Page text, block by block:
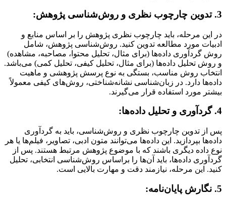
3. تدوین چارچوب نظری و روش‌شناسی پژوهش:
در این مرحله، باید چارچوب نظری پژوهش را بر اساس منابع و
ادبیات مورد مطالعه تدوین کنید. روش‌شناسی پژوهش، شامل
روش گردآوری داده‌ها (برای مثال، تحلیل محتوا، مصاحبه، مشاهده)
و روش تحلیل داده‌ها (برای مثال، تحلیل کیفی، تحلیل کمی) می‌باشد.
انتخاب روش مناسب، بستگی به نوع پرسش پژوهشی و ماهیت
داده‌ها دارد. در زبان‌شناسی نشانه‌شناختی، روش‌های کیفی معمولاً
بیشتر مورد استفاده قرار می‌گیرند.
4. گردآوری و تحلیل داده‌ها:
پس از تدوین چارچوب نظری و روش‌شناسی، باید به گردآوری
داده‌ها بپردازید. این داده‌ها می‌توانند متون ادبی، تصاویر، فیلم‌ها یا هر
نوع داده دیگری باشند که با موضوع پژوهش مرتبط هستند. پس از
گردآوری داده‌ها، باید آن‌ها را براساس روش‌شناسی انتخابی، تحلیل
کنید. این مرحله، نیازمند دقت و مهارت بالایی است.
5. نگارش پایان‌نامه: